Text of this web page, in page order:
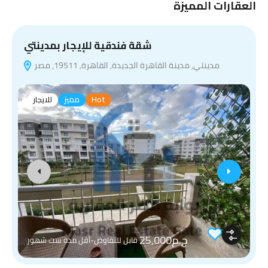
العقارات المميزة
شقة فندقية للإيجار بمدينتي
مدينتي, مدينة القاهرة الجديدة, القاهرة, 19511, مصر
للايجار مميز Hot
ج.م25,000 قابل للتفاوض-أقل مدة ست شهور